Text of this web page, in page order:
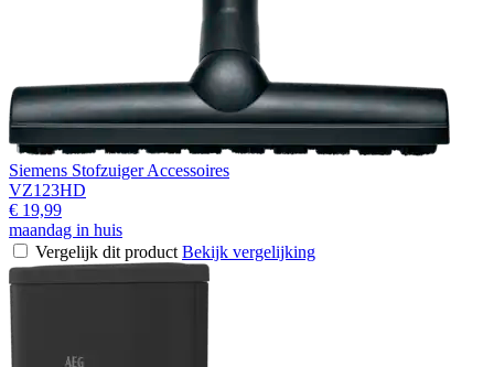
Siemens Stofzuiger Accessoires
VZ123HD
€ 19,99
maandag in huis
Vergelijk dit product Bekijk vergelijking